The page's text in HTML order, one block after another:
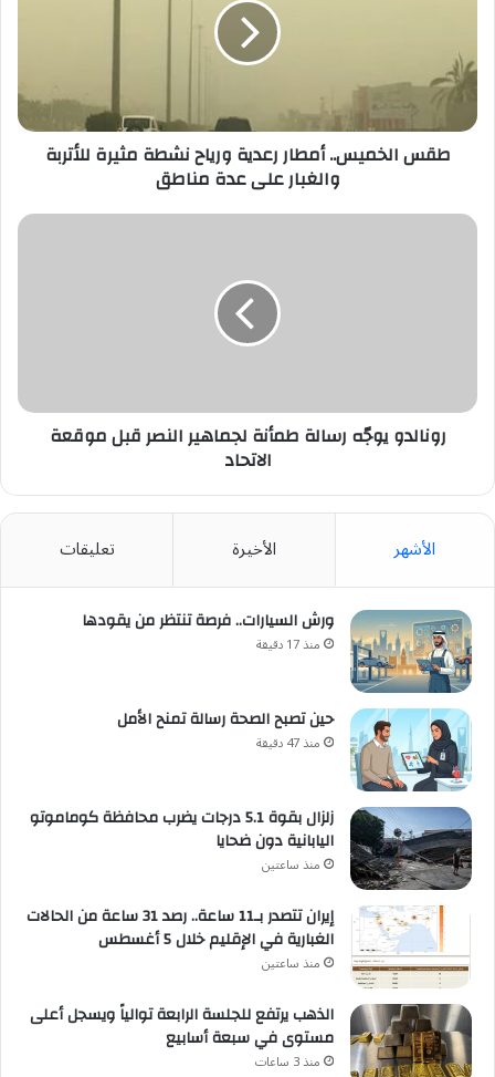
نشطة
مثيرة
والغبار
طقس الخميس.. أمطار رعدية ورياح نشطة مثيرة للأتربة
والغبار على عدة مناطق
رونالدو
الاتحاد
رونالدو يوجّه رسالة طمأنة لجماهير النصر قبل موقعة
الاتحاد
الأشهر الأخيرة تعليقات
ورش السيارات.. فرصة تنتظر من يقودها
منذ 17 دقيقة
حين تصبح الصحة رسالة تمنح الأمل
منذ 47 دقيقة
زلزال بقوة 5.1 درجات يضرب محافظة كوماموتو
اليابانية دون ضحايا
منذ ساعتين
إيران تتصدر بـ11 ساعة.. رصد 31 ساعة من الحالات
الغبارية في الإقليم خلال 5 أغسطس
منذ ساعتين
الذهب يرتفع للجلسة الرابعة توالياً ويسجل أعلى
مستوى في سبعة أسابيع
منذ 3 ساعات